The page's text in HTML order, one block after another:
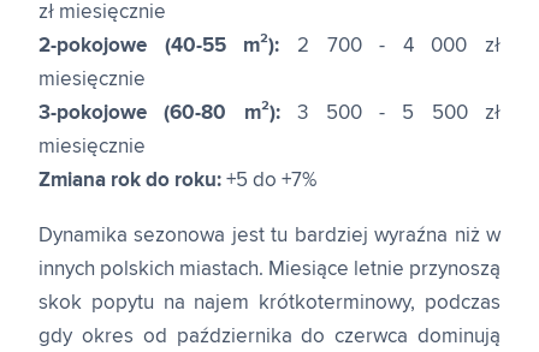
zł miesięcznie
2-pokojowe (40-55 m²): 2 700 - 4 000 zł
miesięcznie
3-pokojowe (60-80 m²):3 500 - 5 500 zł
miesięcznie
Zmiana rok do roku: +5 do +7%
Dynamika sezonowa jest tu bardziej wyraźna niż w
innych polskich miastach. Miesiące letnie przynoszą
skok popytu na najem krótkoterminowy, podczas
gdy okres od października do czerwca dominują